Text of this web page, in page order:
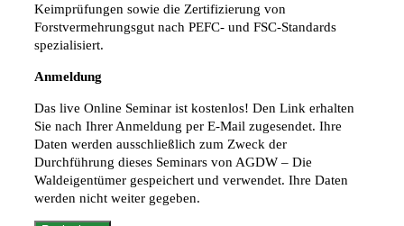
Keimprüfungen sowie die Zertifizierung von
Forstvermehrungsgut nach PEFC- und FSC-Standards
spezialisiert.
Anmeldung
Das live Online Seminar ist kostenlos! Den Link erhalten
Sie nach Ihrer Anmeldung per E-Mail zugesendet. Ihre
Daten werden ausschließlich zum Zweck der
Durchführung dieses Seminars von AGDW – Die
Waldeigentümer gespeichert und verwendet. Ihre Daten
werden nicht weiter gegeben.